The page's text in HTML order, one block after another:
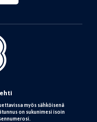
myös sähköisenä
on sukunimesi isoin